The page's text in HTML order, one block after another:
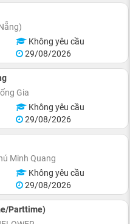
Không yêu cầu
29/08/2026
Gia
Không yêu cầu
29/08/2026
Minh Quang
Không yêu cầu
29/08/2026
Parttime)